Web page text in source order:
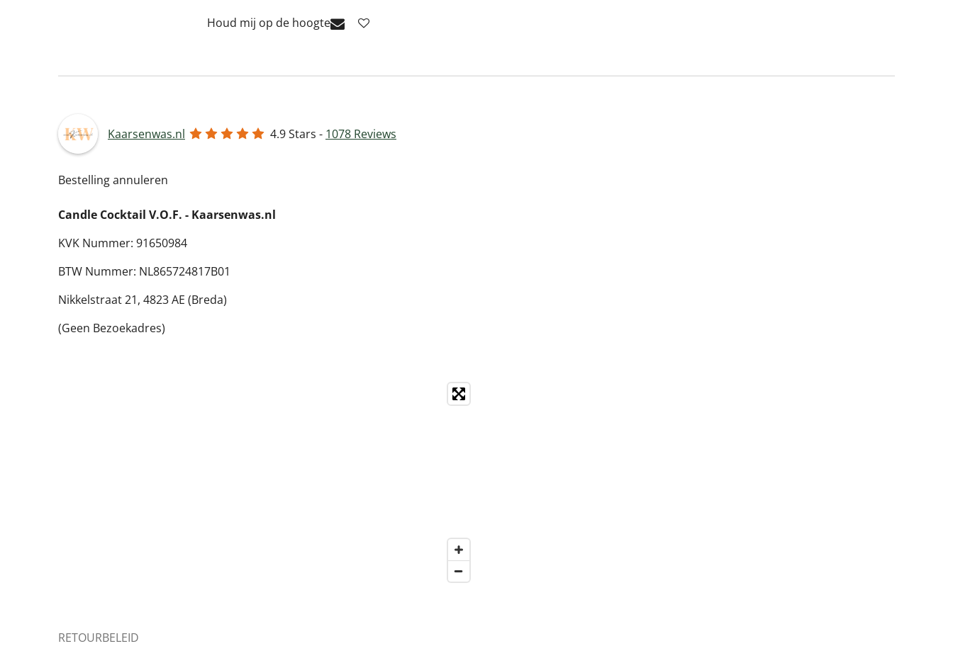
Houd mij op de hoogte
Kaarsenwas.nl 4.9Stars - 1078 Reviews
Bestelling annuleren
Candle Cocktail V.O.F. - Kaarsenwas.nl
KVK Nummer: 91650984
BTW Nummer: NL865724817B01
Nikkelstraat 21, 4823 AE (Breda)
(Geen Bezoekadres)
RETOURBELEID